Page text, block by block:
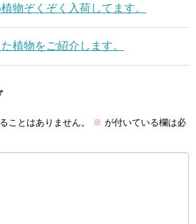
物ぞくぞく入荷してます。
植物をご紹介します。
ことはありません。 ※ が付いている欄は必